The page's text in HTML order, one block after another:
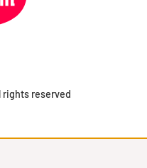
reserved